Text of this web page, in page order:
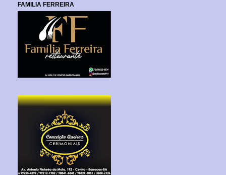
FAMILIA FERREIRA